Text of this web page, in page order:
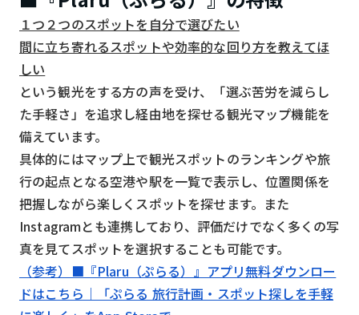
１つ２つのスポットを自分で選びたい
間に立ち寄れるスポットや効率的な回り方を教えてほ
しい
という観光をする方の声を受け、「選ぶ苦労を減らし
た手軽さ」を追求し経由地を探せる観光マップ機能を
備えています。
具体的にはマップ上で観光スポットのランキングや旅
行の起点となる空港や駅を一覧で表示し、位置関係を
把握しながら楽しくスポットを探せます。また
Instagramとも連携しており、評価だけでなく多くの写
真を見てスポットを選択することも可能です。
（参考）■『Plaru（ぷらる）』アプリ無料ダウンロー
ドはこちら｜「ぷらる 旅行計画・スポット探しを手軽